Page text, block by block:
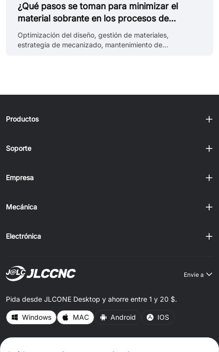
¿Qué pasos se toman para minimizar el
material sobrante en los procesos de
mecanizado CNC?
Optimización del diseño, gestión de materiales,
estrategia de mecanizado, mantenimiento de
producido durante el proceso de mecanizado. Los
queda después de que se elimina mate......
Productos
Soporte
Empresa
Mecánica
Electrónica
Envie a
Pida desde JLCONE Desktop y ahorre entre 1 y 20 $.
Windows MAC Android IOS